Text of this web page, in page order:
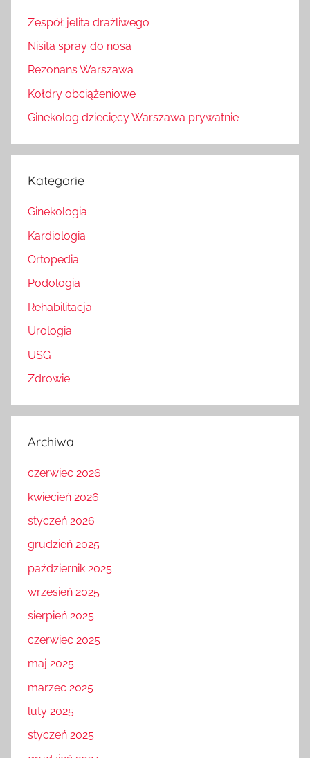
Zespół jelita drażliwego
Nisita spray do nosa
Rezonans Warszawa
Kołdry obciążeniowe
Ginekolog dziecięcy Warszawa prywatnie
Kategorie
Ginekologia
Kardiologia
Ortopedia
Podologia
Rehabilitacja
Urologia
USG
Zdrowie
Archiwa
czerwiec 2026
kwiecień 2026
styczeń 2026
grudzień 2025
październik 2025
wrzesień 2025
sierpień 2025
czerwiec 2025
maj 2025
marzec 2025
luty 2025
styczeń 2025